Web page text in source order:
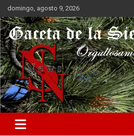
Saltar
al
contenido
domingo, agosto 9, 2026
Gaceta de la
Orgullosamente Serranos